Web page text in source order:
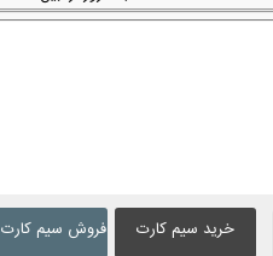
فروش سیم کارت خرید سیم کارت